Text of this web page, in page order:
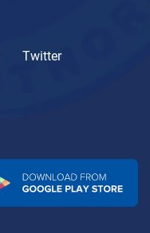
Twitter